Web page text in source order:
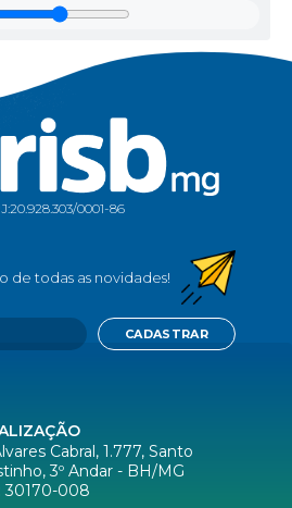
20.928.303/0001-86
Cabral, 1.777, Santo
3º Andar - BH/MG
30170-008
CADASTRAR